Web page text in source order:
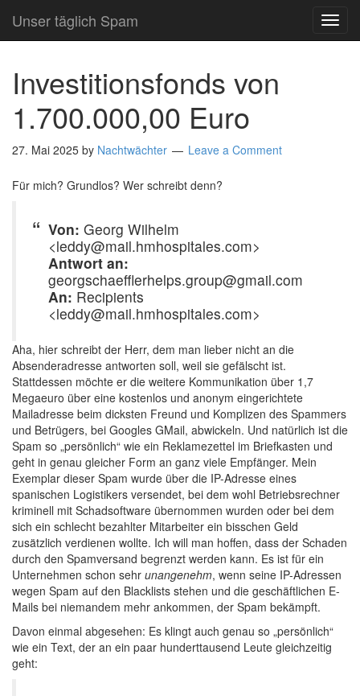
Unser täglich Spam
Investitionsfonds von
1.700.000,00 Euro
27. Mai 2025 by Nachtwächter Leave a Comment
Für mich? Grundlos? Wer schreibt denn?
Von: Georg Wilhelm
<leddy@mail.hmhospitales.com>
Antwort an:
georgschaefflerhelps.group@gmail.com
An: Recipients
<leddy@mail.hmhospitales.com>
Aha, hier schreibt der Herr, dem man lieber nicht an die
Absenderadresse antworten soll, weil sie gefälscht ist.
Stattdessen möchte er die weitere Kommunikation über 1,7
Megaeuro über eine kostenlos und anonym eingerichtete
Mailadresse beim dicksten Freund und Komplizen des Spammers
und Betrügers, bei Googles GMail, abwickeln. Und natürlich ist die
Spam so „persönlich“ wie ein Reklamezettel im Briefkasten und
geht in genau gleicher Form an ganz viele Empfänger. Mein
Exemplar dieser Spam wurde über die IP-Adresse eines
spanischen Logistikers versendet, bei dem wohl Betriebsrechner
kriminell mit Schadsoftware übernommen wurden oder bei dem
sich ein schlecht bezahlter Mitarbeiter ein bisschen Geld
zusätzlich verdienen wollte. Ich will man hoffen, dass der Schaden
durch den Spamversand begrenzt werden kann. Es ist für ein
Unternehmen schon sehr unangenehm, wenn seine IP-Adressen
wegen Spam auf den Blacklists stehen und die geschäftlichen E-
Mails bei niemandem mehr ankommen, der Spam bekämpft.
Davon einmal abgesehen: Es klingt auch genau so „persönlich“
wie ein Text, der an ein paar hunderttausend Leute gleichzeitig
geht: